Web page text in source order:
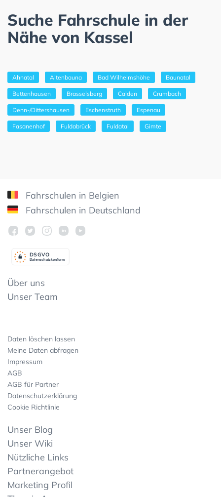
Suche Fahrschule in der
Nähe von Kassel
Ahnatal Altenbauna Bad Wilhelmshöhe Baunatal
Bettenhausen Brasselsberg Calden Crumbach
Denn-/Dittershausen Eschenstruth Espenau
Fasanenhof Fuldabrück Fuldatal Gimte
Fahrschulen in Belgien
Fahrschulen in Deutschland
Datenschutzkonform
DSGVO
Über uns
Unser Team
Daten löschen lassen
Meine Daten abfragen
Impressum
AGB
AGB für Partner
Datenschutzerklärung
Cookie Richtlinie
Unser Blog
Unser Wiki
Nützliche Links
Partnerangebot
Marketing Profil